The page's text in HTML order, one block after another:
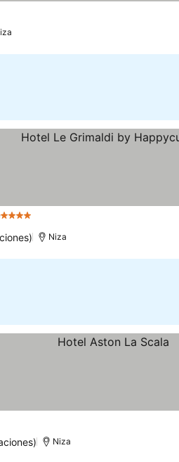
4 Estrellas
Niza
Niza